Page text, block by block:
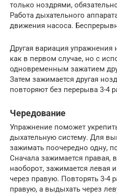
только ноздрями,
Работа дыхательного
движения насоса.
Другая вариация упражнения
как в первом случае, но с
одновременным зажатием
Затем зажимается другая
повторяют без перерыва 3-4
Чередование
Упражнение поможет
дыхательную систему. Для
зажимать поочередно одну,
Сначала зажимается правая,
наоборот, зажимается левая
через правую. Повторять 3-4
правую, а выдыхать через